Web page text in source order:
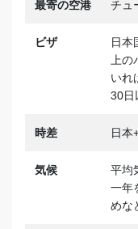
最寄の空港 チュ
ビザ
日本
上の
いれ
30日
時差 日本
気候
平均
一年
めな